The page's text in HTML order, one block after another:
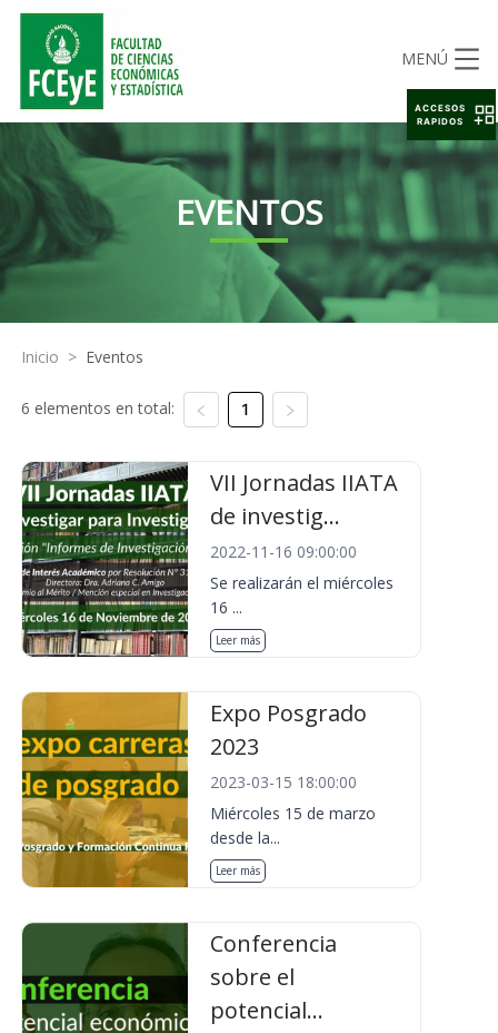
MENÚ
EVENTOS
Inicio > Eventos
6 elementos en total: 1
VII Jornadas IIATA
de investig...
2022-11-16 09:00:00
Se realizarán el miércoles
16 ...
Leer más
Expo Posgrado
2023
2023-03-15 18:00:00
Miércoles 15 de marzo
desde la...
Leer más
Conferencia
sobre el
potencial...
ACCESOS
RAPIDOS